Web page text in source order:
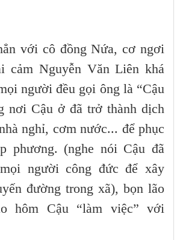
cô đồng Nứa, cơ ngơi
cảm Nguyễn Văn Liên khá
người đều gọi ông là “Cậu
nơi Cậu ở đã trở thành dịch
nghỉ, cơm nước... để phục
phương. (nghe nói Cậu đã
người công đức để xây
đường trong xã), bọn lão
hôm Cậu “làm việc” với